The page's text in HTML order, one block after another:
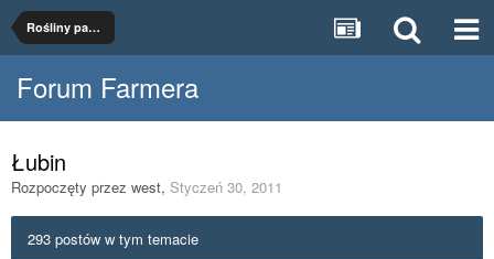
Rośliny paszowe
Forum Farmera
Łubin
Rozpoczęty przez west, Styczeń 30, 2011
293 postów w tym temacie